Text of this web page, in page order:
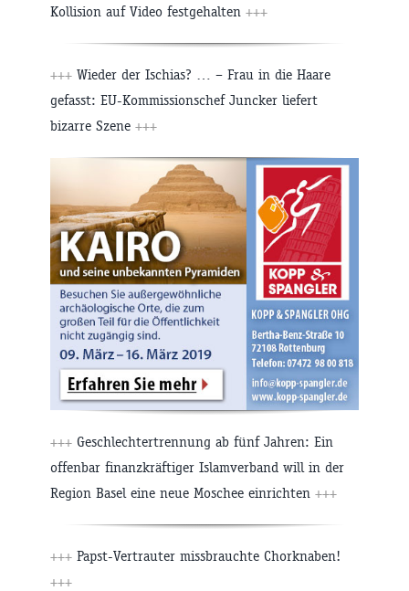
Kollision auf Video festgehalten +++
+++ Wieder der Ischias? … – Frau in die Haare
gefasst: EU-Kommissionschef Juncker liefert
bizarre Szene +++
+++ Geschlechtertrennung ab fünf Jahren: Ein
offenbar finanzkräftiger Islamverband will in der
Region Basel eine neue Moschee einrichten +++
+++ Papst-Vertrauter missbrauchte Chorknaben!
+++